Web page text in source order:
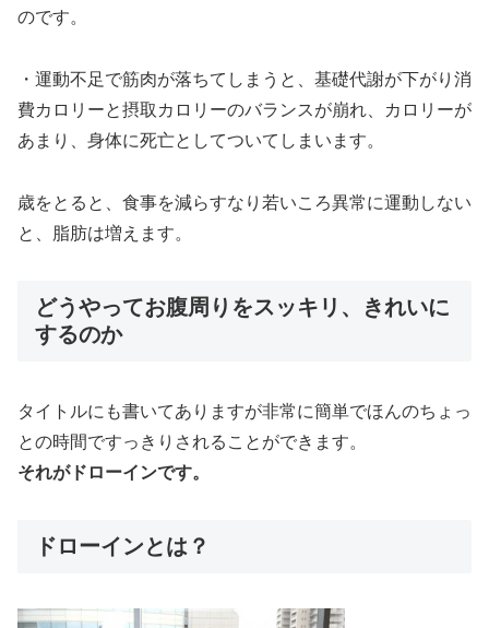
のです。
・運動不足で筋肉が落ちてしまうと、基礎代謝が下がり消
費カロリーと摂取カロリーのバランスが崩れ、カロリーが
あまり、身体に死亡としてついてしまいます。
歳をとると、食事を減らすなり若いころ異常に運動しない
と、脂肪は増えます。
どうやってお腹周りをスッキリ、きれいに
するのか
タイトルにも書いてありますが非常に簡単でほんのちょっ
との時間ですっきりされることができます。
それがドローインです。
ドローインとは？